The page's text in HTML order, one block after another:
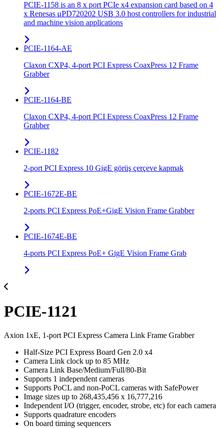
PCIE-1158 is an 8 x port PCIe x4 expansion card based on 4
x Renesas μPD720202 USB 3.0 host controllers for industrial
and machine vision applications
PCIE-1164-AE
Claxon CXP4, 4-port PCI Express CoaxPress 12 Frame
Grabber
PCIE-1164-BE
Claxon CXP4, 4-port PCI Express CoaxPress 12 Frame
Grabber
PCIE-1182
2-port PCI Express 10 GigE görüş çerçeve kapmak
PCIE-1672E-BE
2-ports PCI Express PoE+GigE Vision Frame Grabber
PCIE-1674E-BE
4-ports PCI Express PoE+ GigE Vision Frame Grab
PCIE-1121
Axion 1xE, 1-port PCI Express Camera Link Frame Grabber
Half-Size PCI Express Board Gen 2.0 x4
Camera Link clock up to 85 MHz
Camera Link Base/Medium/Full/80-Bit
Supports 1 independent cameras
Supports PoCL and non-PoCL cameras with SafePower
Image sizes up to 268,435,456 x 16,777,216
Independent I/O (trigger, encoder, strobe, etc) for each camera
Supports quadrature encoders
On board timing sequencers